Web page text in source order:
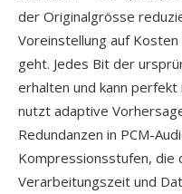
der Originalgrösse
Voreinstellung auf
geht. Jedes Bit der
erhalten und kann
nutzt adaptive
Redundanzen in PCM-
Kompressionsstufen, die
Verarbeitungszeit und